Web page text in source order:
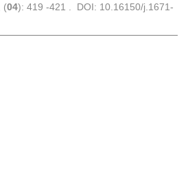
(04): 419 -421 . DOI: 10.16150/j.1671-